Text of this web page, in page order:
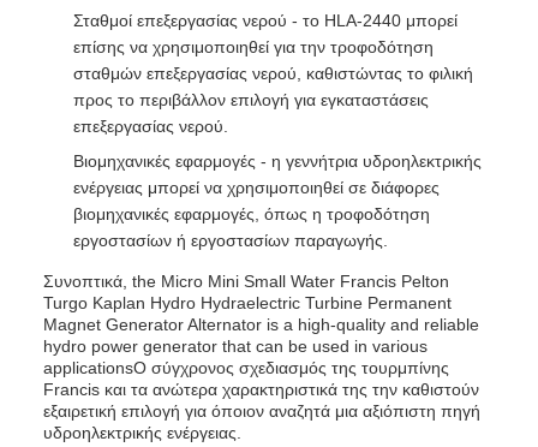
Σταθμοί επεξεργασίας νερού - το HLA-2440 μπορεί
επίσης να χρησιμοποιηθεί για την τροφοδότηση
σταθμών επεξεργασίας νερού, καθιστώντας το φιλική
προς το περιβάλλον επιλογή για εγκαταστάσεις
επεξεργασίας νερού.
Βιομηχανικές εφαρμογές - η γεννήτρια υδροηλεκτρικής
ενέργειας μπορεί να χρησιμοποιηθεί σε διάφορες
βιομηχανικές εφαρμογές, όπως η τροφοδότηση
εργοστασίων ή εργοστασίων παραγωγής.
Συνοπτικά, the Micro Mini Small Water Francis Pelton
Turgo Kaplan Hydro Hydraelectric Turbine Permanent
Magnet Generator Alternator is a high-quality and reliable
hydro power generator that can be used in various
applicationsΟ σύγχρονος σχεδιασμός της τουρμπίνης
Francis και τα ανώτερα χαρακτηριστικά της την καθιστούν
εξαιρετική επιλογή για όποιον αναζητά μια αξιόπιστη πηγή
υδροηλεκτρικής ενέργειας.